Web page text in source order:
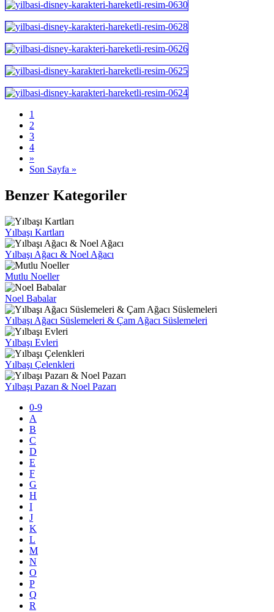
1
2
3
4
»
Son Sayfa »
Benzer Kategoriler
Yılbaşı Kartları
Yılbaşı Ağacı & Noel Ağacı
Mutlu Noeller
Noel Babalar
Yılbaşı Ağacı Süslemeleri & Çam Ağacı Süslemeleri
Yılbaşı Evleri
Yılbaşı Çelenkleri
Yılbaşı Pazarı & Noel Pazarı
0-9
A
B
C
D
E
F
G
H
I
J
K
L
M
N
O
P
Q
R